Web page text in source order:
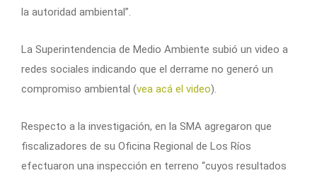
la autoridad ambiental”.
La Superintendencia de Medio Ambiente subió un video a
redes sociales indicando que el derrame no generó un
compromiso ambiental (vea acá el video).
Respecto a la investigación, en la SMA agregaron que
fiscalizadores de su Oficina Regional de Los Ríos
efectuaron una inspección en terreno “cuyos resultados